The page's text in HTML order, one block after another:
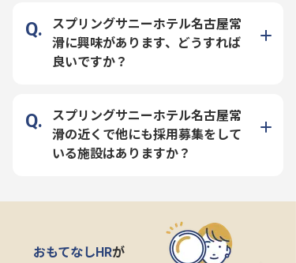
スプリングサニーホテル名古屋常
滑に興味があります、どうすれば
良いですか？
スプリングサニーホテル名古屋常
滑の近くで他にも採用募集をして
いる施設はありますか？
おもてなしHRが